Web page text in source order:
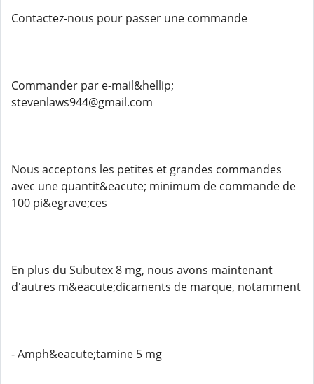
Contactez-nous pour passer une commande
Commander par e-mail&hellip;
stevenlaws944@gmail.com
Nous acceptons les petites et grandes commandes
avec une quantit&eacute; minimum de commande de
100 pi&egrave;ces
En plus du Subutex 8 mg, nous avons maintenant
d'autres m&eacute;dicaments de marque, notamment
- Amph&eacute;tamine 5 mg